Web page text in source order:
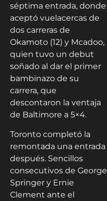
séptima entrada, donde
aceptó vuelacercas de
dos carreras de
Okamoto (12) y Mcadoo,
quien tuvo un debut
soñado al dar el primer
bambinazo de su
carrera, que
descontaron la ventaja
de Baltimore a 5×4.
Toronto completó la
remontada una entrada
después. Sencillos
consecutivos de George
Springer y Ernie
Clement ante el